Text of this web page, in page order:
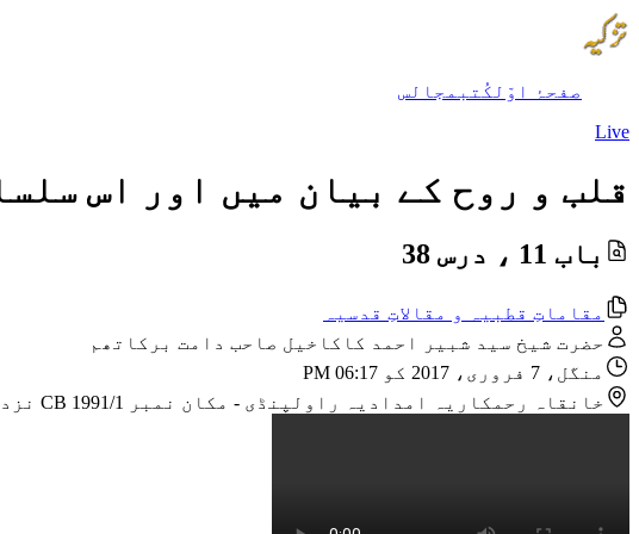
صفحۂ اوّل کُتب مجالس
Live
قلب و روح کے بیان میں اور اس
باب 11 ، درس 38
مقاماتِ قطبیہ و مقالاتِ قدسیہ
حضرت شیخ سید شبیر احمد کاکاخیل صاحب دامت برکاتھم
منگل، 7 فروری، 2017 کو 06:17 PM
خانقاہ رحمکاریہ امدادیہ راولپنڈی - مکان نمبر CB 1991/1 نزد مسجد امیر حمزہ ؓ گلی نمبر 4، اللہ آباد، ویسٹرج 3، راولپنڈی